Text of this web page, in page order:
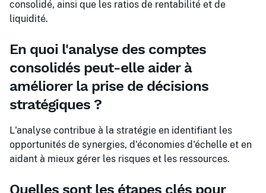
consolidé, ainsi que les ratios de rentabilité et de
liquidité.
En quoi l'analyse des comptes
consolidés peut-elle aider à
améliorer la prise de décisions
stratégiques ?
L'analyse contribue à la stratégie en identifiant les
opportunités de synergies, d'économies d'échelle et en
aidant à mieux gérer les risques et les ressources.
Quelles sont les étapes clés pour